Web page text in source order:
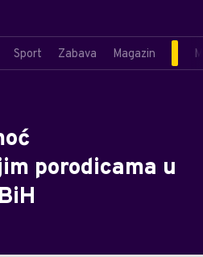
Sport Zabava Magazin
porodicama u